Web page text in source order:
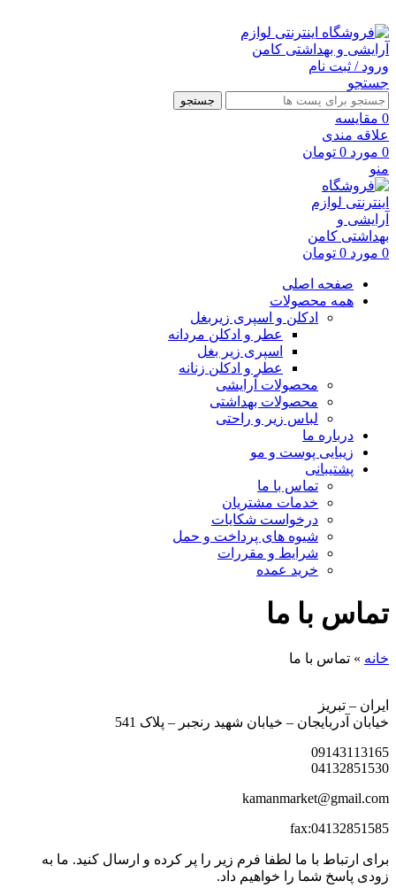
ورود / ثبت نام
جستجو
جستجو
0 مقايسه
علاقه مندی
0 مورد 0 تومان
منو
0 مورد 0 تومان
صفحه اصلی
همه محصولات
ادکلن و اسپری زیربغل
عطر و ادکلن مردانه
اسپری زیر بغل
عطر و ادکلن زنانه
محصولات آرایشی
محصولات بهداشتی
لباس زیر و راحتی
درباره ما
زیبایی پوست و مو
پشتیبانی
تماس با ما
خدمات مشتریان
درخواست شکایات
شیوه های پرداخت و حمل
شرایط و مقررات
خرید عمده
تماس با ما
خانه » تماس با ما
ایران – تبریز
خیابان آدربایجان – خیابان شهید رنجبر – پلاک 541
09143113165
04132851530
kamanmarket@gmail.com
fax:04132851585
برای ارتباط با ما لطفا فرم زیر را پر کرده و ارسال کنید. ما به
زودی پاسخ شما را خواهیم داد.